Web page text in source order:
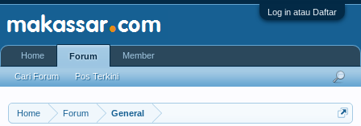
Log in atau Daftar
Home Forum General
Home Forum
Cari Forum Pos Terkini
Member